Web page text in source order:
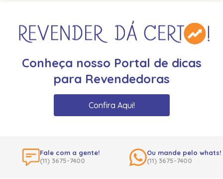
Conheça nosso Portal de dicas
para Revendedoras
Confira Aqui!
Fale com a gente!
(11) 3675-7400
Ou mande pelo whats!
(11) 3675-7400